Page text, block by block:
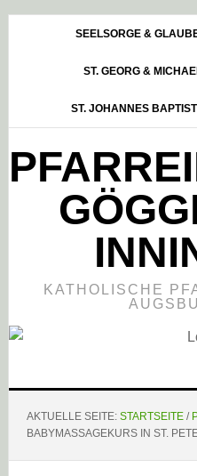
HauptsidebarSEELSORGE &
ST. GEORG &
ST. JOHANNES BAPTIST
KATHOLISCHE
AKTUELLE SEITE: STARTSEITE /
BABYMASSAGEKURS IN ST.